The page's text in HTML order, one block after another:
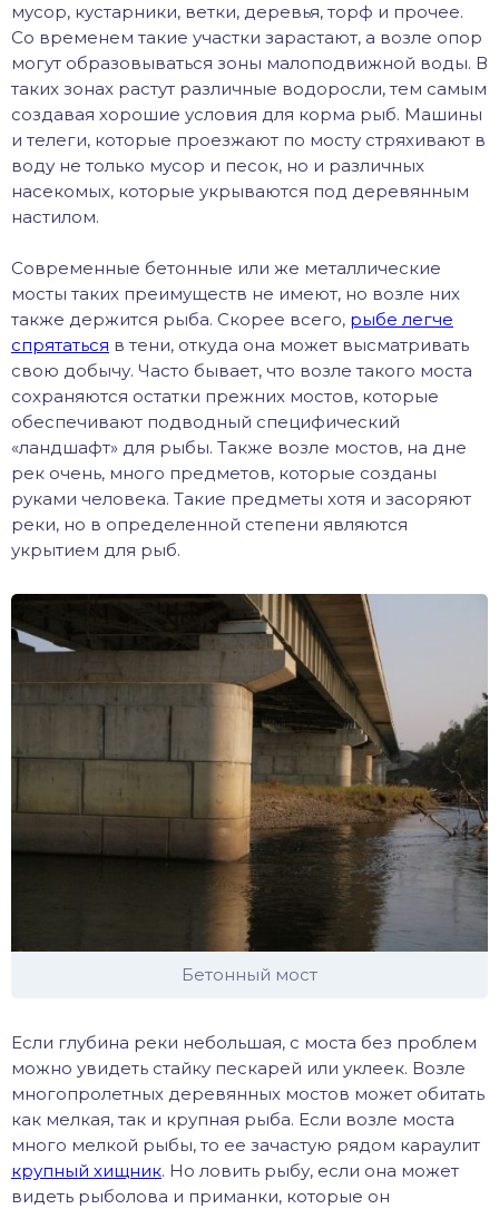
мусор, кустарники, ветки, деревья, торф и прочее.
Со временем такие участки зарастают, а возле опор
могут образовываться зоны малоподвижной воды. В
таких зонах растут различные водоросли, тем самым
создавая хорошие условия для корма рыб. Машины
и телеги, которые проезжают по мосту стряхивают в
воду не только мусор и песок, но и различных
насекомых, которые укрываются под деревянным
настилом.
Современные бетонные или же металлические
мосты таких преимуществ не имеют, но возле них
также держится рыба. Скорее всего, рыбе легче
спрятаться в тени, откуда она может высматривать
свою добычу. Часто бывает, что возле такого моста
сохраняются остатки прежних мостов, которые
обеспечивают подводный специфический
«ландшафт» для рыбы. Также возле мостов, на дне
рек очень, много предметов, которые созданы
руками человека. Такие предметы хотя и засоряют
реки, но в определенной степени являются
укрытием для рыб.
Бетонный мост
Если глубина реки небольшая, с моста без проблем
можно увидеть стайку пескарей или уклеек. Возле
многопролетных деревянных мостов может обитать
как мелкая, так и крупная рыба. Если возле моста
много мелкой рыбы, то ее зачастую рядом караулит
крупный хищник. Но ловить рыбу, если она может
видеть рыболова и приманки, которые он